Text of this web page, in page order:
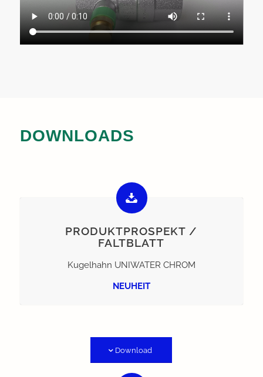
DOWNLOADS
PRODUKTPROSPEKT /
FALTBLATT
Kugelhahn UNIWATER CHROM
NEUHEIT
Download